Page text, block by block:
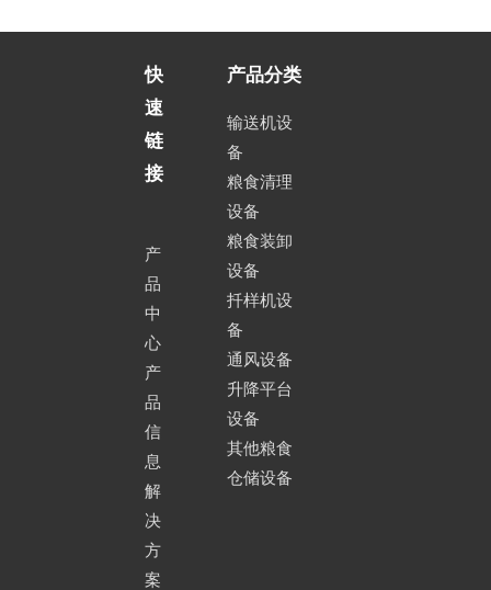
定制型超短伸缩式皮带输
送机图片
定制型
更多定制设备请点击查看
三，安徽华中机械配套公司的生产设备
安徽华中机械配套有限公司的生产设备均为业界领先的生产设备，
优良的生产设备和先进的加工工艺是安徽华中机械产品质量的重要
保证。同时，安徽华中机械在皮带输送机生产制造商，积累了十余
年的生产制造经验，我们的生产设备，技术和生产经验均可位于国
内皮带输送机生产制造领域前列。
5轴机器人焊
登高伸缩移动皮带式输送机
移动伸缩式水平皮带输送机
转向装仓伸缩移动皮带式输送机
快
速
链
接
产
品
中
心
产
品
信
息
解
决
方
案
产品分类
输送机设
备
粮食清理
设备
粮食装卸
设备
扦样机设
备
通风设备
升降平台
设备
其他粮食
仓储设备